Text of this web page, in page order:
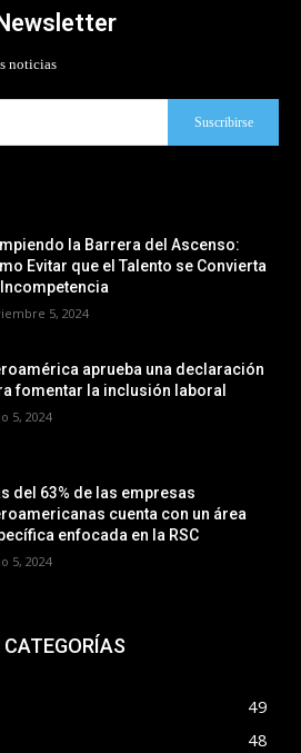
noticias
Suscribirse
la Barrera del Ascenso:
Evitar que el Talento se Convierta
5, 2024
aprueba una declaración
fomentar la inclusión laboral
5, 2024
del 63% de las empresas
cuenta con un área
enfocada en la RSC
5, 2024
49
48